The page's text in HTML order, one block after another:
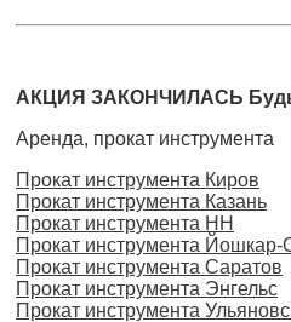
АКЦИЯ ЗАКОНЧИЛАСЬ
Аренда, прокат инструмента
Прокат инструмента Киров
Прокат инструмента Казань
Прокат инструмента НН
Прокат инструмента Йошкар-
Прокат инструмента Саратов
Прокат инструмента Энгельс
Прокат инструмента